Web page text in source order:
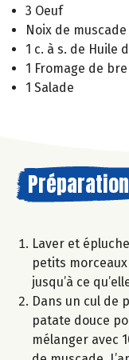
3 Oeuf
Noix de muscade
1 c. à s. de Huile
1 Fromage de
1 Salade
Préparation
Laver et
petits
jusqu’à ce
Dans un cul de
patate douce
mélanger avec